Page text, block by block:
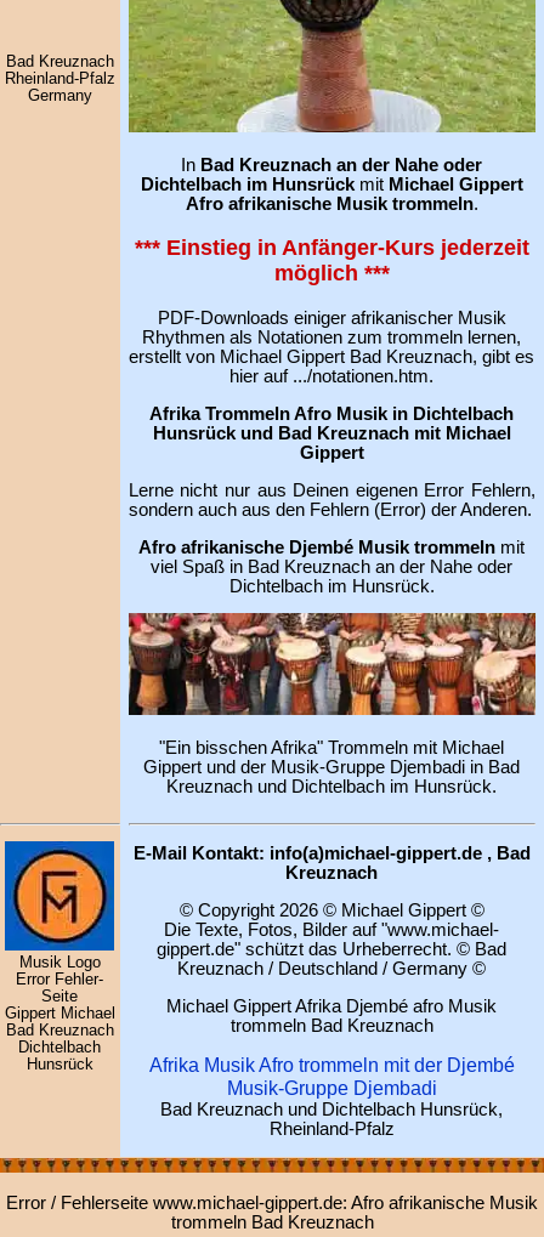
Bad Kreuznach
Rheinland-Pfalz
Germany
In Bad Kreuznach an der Nahe oder
Dichtelbach im Hunsrückmit Michael Gippert
Afro afrikanische Musik trommeln.
*** Einstieg in Anfänger-Kurs jederzeit
möglich ***
PDF-Downloads einiger afrikanischer Musik
Rhythmen als Notationen zum trommeln lernen,
erstellt von Michael Gippert Bad Kreuznach, gibt es
hier auf .../notationen.htm.
Afrika Trommeln Afro Musik in Dichtelbach
Hunsrück und Bad Kreuznach mit Michael
Gippert
Lerne nicht nur aus Deinen eigenen Error Fehlern,
sondern auch aus den Fehlern (Error) der Anderen.
Afro afrikanische Djembé Musik trommeln mit
viel Spaß in Bad Kreuznach an der Nahe oder
Dichtelbach im Hunsrück.
"Ein bisschen Afrika" Trommeln mit Michael
Gippert und der Musik-Gruppe Djembadi in Bad
Kreuznach und Dichtelbach im Hunsrück.
Musik Logo
Error Fehler-
Seite
Gippert Michael
Bad Kreuznach
Dichtelbach
Hunsrück
E-Mail Kontakt: info(a)michael-gippert.de , Bad
Kreuznach
© Copyright 2026 © Michael Gippert ©
Die Texte, Fotos, Bilder auf "www.michael-
gippert.de" schützt das Urheberrecht. © Bad
Kreuznach / Deutschland / Germany ©
Michael Gippert Afrika Djembé afro Musik
trommeln Bad Kreuznach
Afrika Musik Afro trommeln mit der Djembé
Musik-Gruppe Djembadi
Bad Kreuznach und Dichtelbach Hunsrück,
Rheinland-Pfalz
Error / Fehlerseite www.michael-gippert.de: Afro afrikanische Musik
trommeln Bad Kreuznach